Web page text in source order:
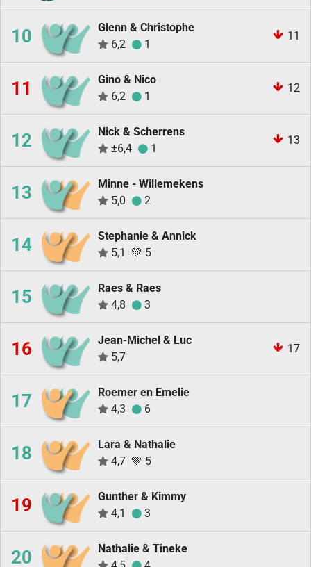
10
Glenn & Christophe
6,2
1
11
11
Gino & Nico
6,2
1
12
12
Nick & Scherrens
±6,4
1
13
13
Minne - Willemekens
5,0
2
14
Stephanie & Annick
5,1
💚 5
15
Raes & Raes
4,8
3
16
Jean-Michel & Luc
5,7
17
17
Roemer en Emelie
4,3
6
18
Lara & Nathalie
4,7 💚 5
19
Gunther & Kimmy
4,1
3
20
Nathalie & Tineke